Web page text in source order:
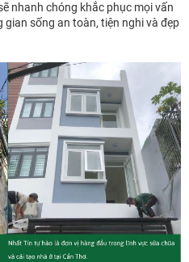
nhanh chóng khắc phục mọi vấn
gian sống an toàn, tiện nghi và đẹp